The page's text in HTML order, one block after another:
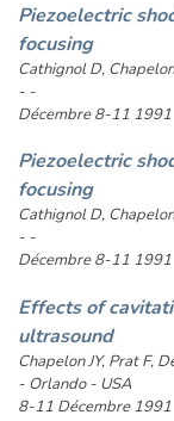
Piezoelectric
focusing
Cathignol D,
- -
Décembre 8-11 1991
Piezoelectric
focusing
Cathignol D,
- -
Décembre 8-11 1991
Effects of
ultrasound
Chapelon JY, Prat F,
- Orlando - USA
8-11 Décembre 1991